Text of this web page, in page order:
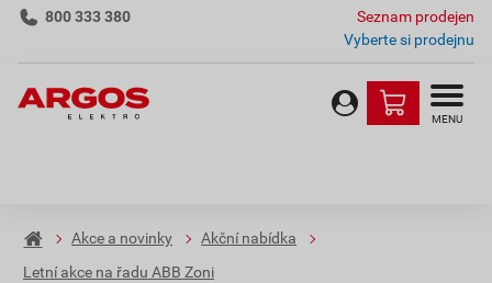
800 333 380
Seznam prodejen
Vyberte si prodejnu
MENU
Akce a novinky
Akční nabídka
Letní akce na řadu ABB Zoni